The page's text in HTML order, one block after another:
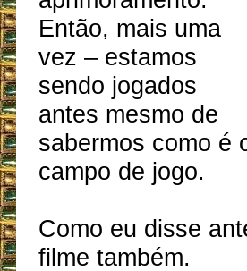
Então, mais uma
vez – estamos
sendo jogados
antes mesmo de
sabermos como é
campo de jogo.
Como eu disse
filme também.